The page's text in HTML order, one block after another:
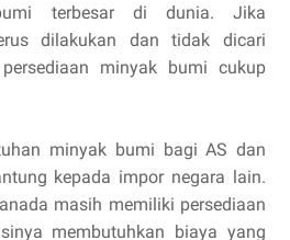
terbesar di dunia. Jika
dilakukan dan tidak dicari
minyak bumi cukup
minyak bumi bagi AS dan
kepada impor negara lain.
masih memiliki persediaan
membutuhkan biaya yang